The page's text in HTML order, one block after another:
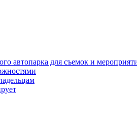
автопарка для съемок и